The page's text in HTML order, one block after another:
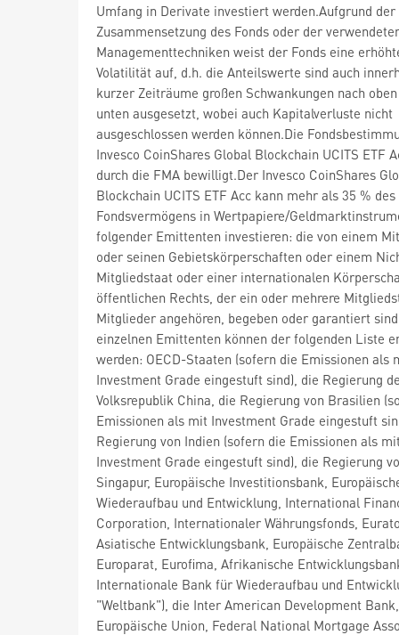
Umfang in Derivate investiert werden.Aufgrund der
Zusammensetzung des Fonds oder der
Managementtechniken weist der Fonds eine
Volatilität auf, d.h. die Anteilswerte sind auch
kurzer Zeiträume großen Schwankungen nach
unten ausgesetzt, wobei auch Kapitalverluste nicht
ausgeschlossen werden können.Die
Invesco CoinShares Global Blockchain UCITS ETF
durch die FMA bewilligt.Der Invesco CoinShares
Blockchain UCITS ETF Acc kann mehr als 35 % des
Fondsvermögens in Wertpapiere/
folgender Emittenten investieren: die von einem
oder seinen Gebietskörperschaften oder einem
Mitgliedstaat oder einer internationalen
öffentlichen Rechts, der ein oder mehrere
Mitglieder angehören, begeben oder garantiert
einzelnen Emittenten können der folgenden Liste
werden: OECD-Staaten (sofern die Emissionen als
Investment Grade eingestuft sind), die Regierung
Volksrepublik China, die Regierung von Brasilien
Emissionen als mit Investment Grade eingestuft
Regierung von Indien (sofern die Emissionen als
Investment Grade eingestuft sind), die Regierung
Singapur, Europäische Investitionsbank,
Wiederaufbau und Entwicklung, International
Corporation, Internationaler Währungsfonds,
Asiatische Entwicklungsbank, Europäische
Europarat, Eurofima, Afrikanische
Internationale Bank für Wiederaufbau und
"Weltbank"), die Inter American Development Bank,
Europäische Union, Federal National Mortgage